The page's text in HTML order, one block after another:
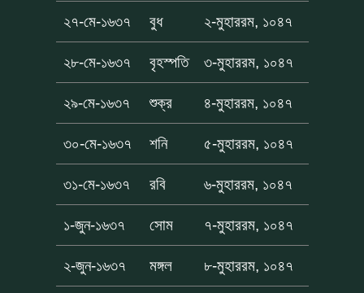
২৭-মে-১৬৩৭ বুধ ২-মুহাররম, ১০৪৭
২৮-মে-১৬৩৭ বৃহস্পতি ৩-মুহাররম, ১০৪৭
২৯-মে-১৬৩৭ শুক্র ৪-মুহাররম, ১০৪৭
৩০-মে-১৬৩৭ শনি ৫-মুহাররম, ১০৪৭
৩১-মে-১৬৩৭ রবি ৬-মুহাররম, ১০৪৭
১-জুন-১৬৩৭ সোম ৭-মুহাররম, ১০৪৭
২-জুন-১৬৩৭ মঙ্গল ৮-মুহাররম, ১০৪৭